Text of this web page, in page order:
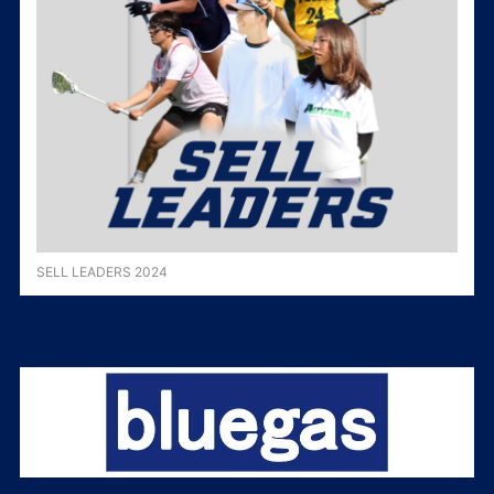
SELL LEADERS 2024